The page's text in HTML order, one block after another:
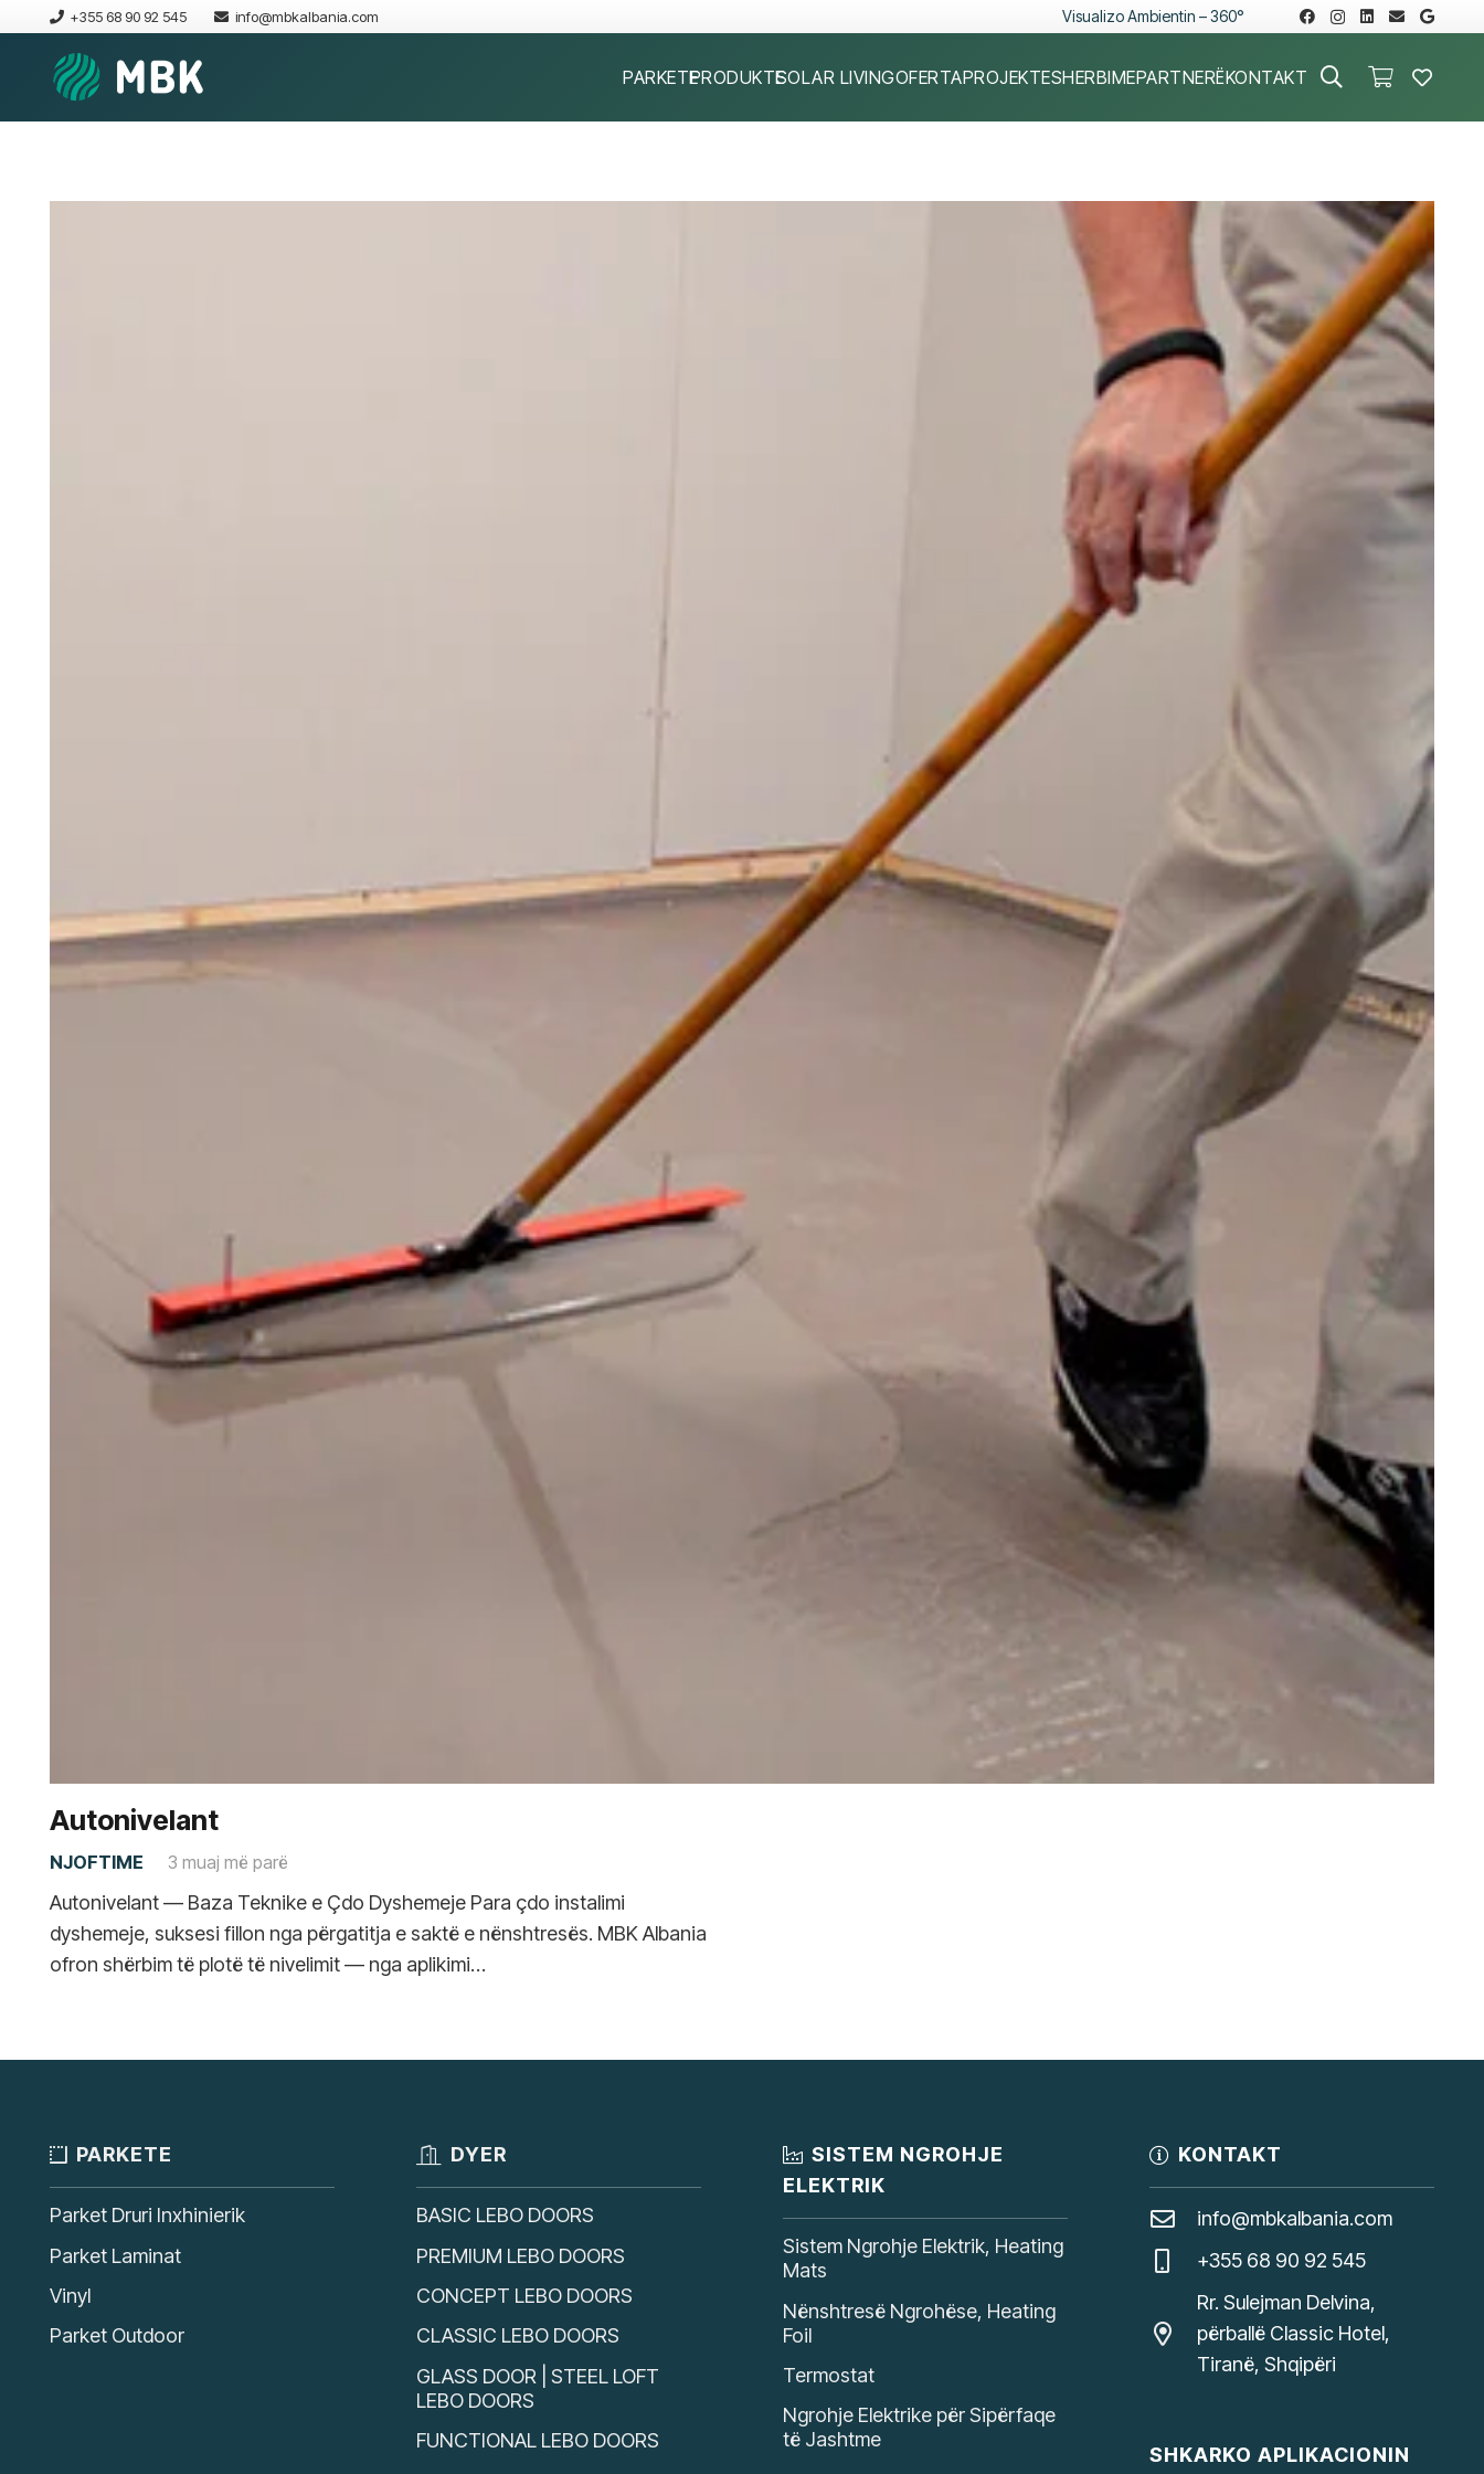
+355 68 90 92 545 info@mbkalbania.com Visualizo Ambientin – 360°
PARKETEPRODUKTESOLAR LIVINGOFERTAPROJEKTESHERBIMEPARTNERËKONTAKT
Autonivelant
NJOFTIME 3 muaj më parë
Autonivelant — Baza Teknike e Çdo Dyshemeje Para çdo instalimi
dyshemeje, suksesi fillon nga përgatitja e saktë e nënshtresës. MBK Albania
ofron shërbim të plotë të nivelimit — nga aplikimi…
PARKETE
Parket Druri Inxhinierik
Parket Laminat
Vinyl
Parket Outdoor
DYER
BASIC LEBO DOORS
PREMIUM LEBO DOORS
CONCEPT LEBO DOORS
CLASSIC LEBO DOORS
GLASS DOOR | STEEL LOFT
LEBO DOORS
FUNCTIONAL LEBO DOORS
SISTEM NGROHJE
ELEKTRIK
Sistem Ngrohje Elektrik, Heating
Mats
Nënshtresë Ngrohëse, Heating
Foil
Termostat
Ngrohje Elektrike për Sipërfaqe
të Jashtme
KONTAKT
info@mbkalbania.com
+355 68 90 92 545
Rr. Sulejman Delvina,
përballë Classic Hotel,
Tiranë, Shqipëri
SHKARKO APLIKACIONIN